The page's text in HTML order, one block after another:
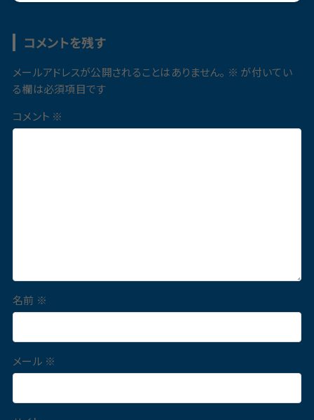
コメントを残す
メールアドレスが公開されることはありません。 ※ が付いてい
る欄は必須項目です
コメント ※
名前 ※
メール ※